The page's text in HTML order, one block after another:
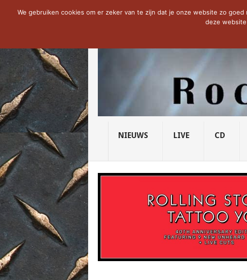
NOW TRENDING: THE VICIOUS HEAD SOCIETY...
NIEUWS LIVE CD
We gebruiken cookies om er zeker van te zijn dat je onze website zo
deze